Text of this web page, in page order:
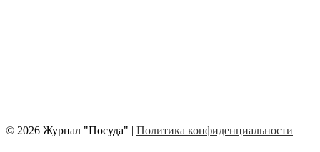
© 2026 Журнал "Посуда" | Политика конфиденциальности